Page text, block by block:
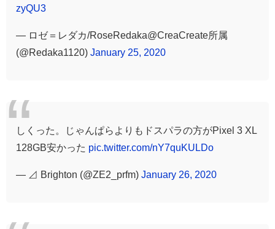
zyQU3
— ロゼ＝レダカ/RoseRedaka@CreaCreate所属
(@Redaka1120) January 25, 2020
しくった。じゃんぱらよりもドスパラの方がPixel 3 XL
128GB安かった pic.twitter.com/nY7quKULDo
— ⊿ Brighton (@ZE2_prfm) January 26, 2020